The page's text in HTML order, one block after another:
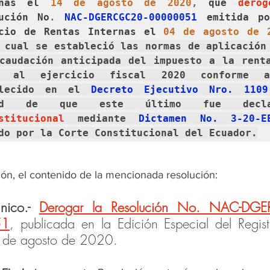
el 14 de agosto de 2020 , que
No . NAC-DGERCGC20-00000051 emitida
de Rentas Internas el
se estableció las normas de aplicación
anticipada del impuesto a la
al ejercicio fiscal 2020 conforme
en el Decreto Ejecutivo Nro. 1109
mediante Dictamen No. 3-20-
por la Corte Constitucional del Ecuador.
el contenido de la mencionada resolución:
Derogar la Resolución No. NAC-
, publicada en la Edición Especial del
agosto de 2020.